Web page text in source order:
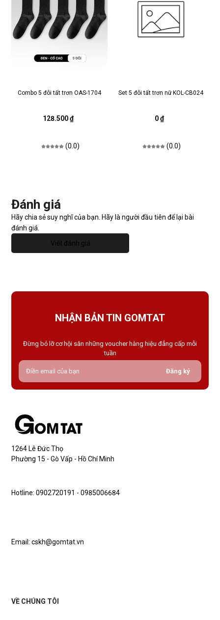
Combo 5 đôi tất trơn OAS-1704
128.500 ₫
(0.0)
Set 5 đôi tất trơn nữ KOL-CB024
0 ₫
(0.0)
Đánh giá
Hãy chia sẻ suy nghĩ của bạn. Hãy là người đầu tiên để lại bài
đánh giá.
Viết đánh giá
NHẬN BẢN TIN GOMTAT
Đừng bỏ lỡ cơ hội săn những voucher hàng hiệu đẳng cấp mỗi
tuần
Đăng ký
1264 Lê Đức Thọ
Phường 15 - Gò Vấp - Hồ Chí Minh
Hotline: 0902720191 - 0985006684
Email: cskh@gomtat.vn
VỀ CHÚNG TÔI